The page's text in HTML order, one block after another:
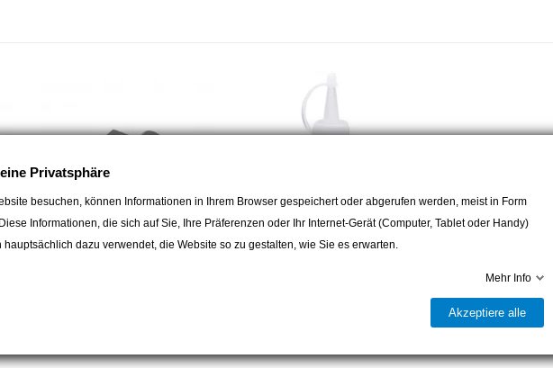
Privatsphäre
besuchen, können Informationen in Ihrem Browser gespeichert oder abgerufen werden, meist in Form
Informationen, die sich auf Sie, Ihre Präferenzen oder Ihr Internet-Gerät (Computer, Tablet oder Handy)
dazu verwendet, die Website so zu gestalten, wie Sie es erwarten.
Mehr Info
Akzeptiere alle